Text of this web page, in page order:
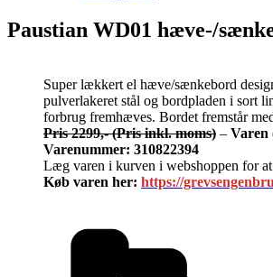
Paustian WD01 hæve-/
Super lækkert el hæve/sænkebord
pulverlakeret stål og bordpladen i sort
forbrug fremhæves. Bordet fremstår
Pris 2299,- (Pris inkl. moms) – Varen
Varenummer: 310822394
Læg varen i kurven i webshoppen for
Køb varen her: https://